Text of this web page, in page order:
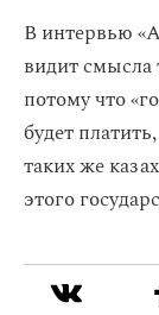
В интервью
видит смысла
потому что
будет
таких же
этого